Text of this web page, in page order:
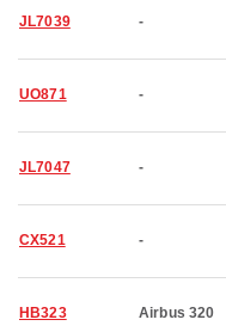
JL7039 -
UO871 -
JL7047 -
CX521 -
HB323 Airbus 320